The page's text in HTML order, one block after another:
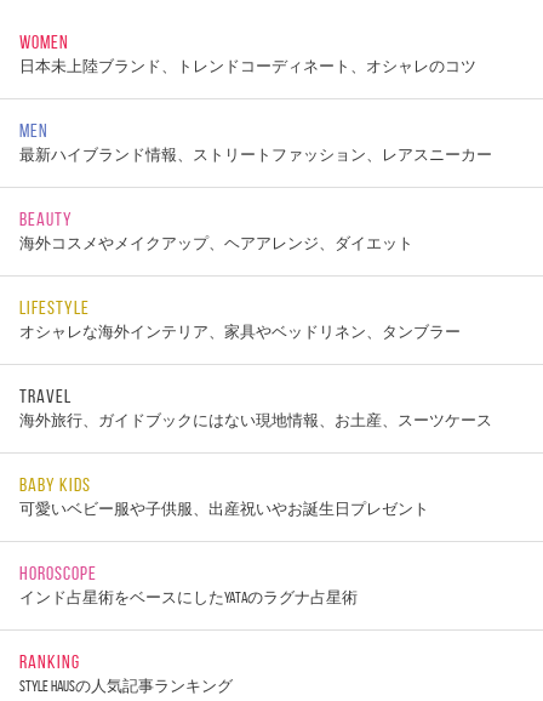
WOMEN
日本未上陸ブランド、トレンドコーディネート、オシャレのコツ
MEN
最新ハイブランド情報、ストリートファッション、レアスニーカー
BEAUTY
海外コスメやメイクアップ、ヘアアレンジ、ダイエット
LIFESTYLE
オシャレな海外インテリア、家具やベッドリネン、タンブラー
TRAVEL
海外旅行、ガイドブックにはない現地情報、お土産、スーツケース
BABY KIDS
可愛いベビー服や子供服、出産祝いやお誕生日プレゼント
HOROSCOPE
インド占星術をベースにしたYATAのラグナ占星術
RANKING
STYLE HAUSの人気記事ランキング